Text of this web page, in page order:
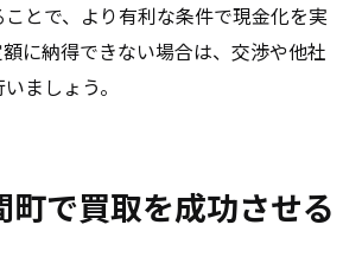
とで、より有利な条件で現金化を実
に納得できない場合は、交渉や他社
ましょう。
町で買取を成功させる